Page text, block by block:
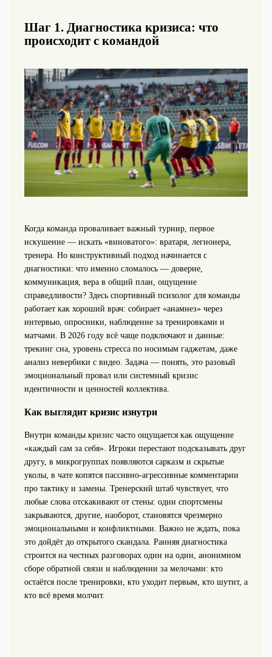
Шаг 1. Диагностика кризиса: что
происходит с командой
Когда команда проваливает важный турнир, первое
искушение — искать «виноватого»: вратаря, легионера,
тренера. Но конструктивный подход начинается с
диагностики: что именно сломалось — доверие,
коммуникация, вера в общий план, ощущение
справедливости? Здесь спортивный психолог для команды
работает как хороший врач: собирает «анамнез» через
интервью, опросники, наблюдение за тренировками и
матчами. В 2026 году всё чаще подключают и данные:
трекинг сна, уровень стресса по носимым гаджетам, даже
анализ невербики с видео. Задача — понять, это разовый
эмоциональный провал или системный кризис
идентичности и ценностей коллектива.
Как выглядит кризис изнутри
Внутри команды кризис часто ощущается как ощущение
«каждый сам за себя». Игроки перестают подсказывать друг
другу, в микрогруппах появляются сарказм и скрытые
уколы, в чате копятся пассивно‑агрессивные комментарии
про тактику и замены. Тренерский штаб чувствует, что
любые слова отскакивают от стены: одни спортсмены
закрываются, другие, наоборот, становятся чрезмерно
эмоциональными и конфликтными. Важно не ждать, пока
это дойдёт до открытого скандала. Ранняя диагностика
строится на честных разговорах один на один, анонимном
сборе обратной связи и наблюдении за мелочами: кто
остаётся после тренировки, кто уходит первым, кто шутит, а
кто всё время молчит.